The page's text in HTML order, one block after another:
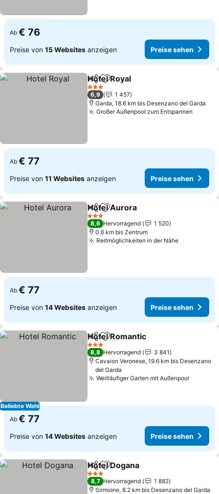
Ab € 76
Preise von 15 Websites anzeigen Preise sehen
TeilenZu Favoriten hinzufügen
Hotel Royal
3 Sterne
6,9
1 457
Garda, 18.6 km bis Desenzano del Garda
Großer Außenpool zum Entspannen
Ab € 77
Preise von 11 Websites anzeigen Preise sehen
TeilenZu Favoriten hinzufügen
Hotel Aurora
3 Sterne
8,6 Hervorragend
1 520
0.6 km bis Zentrum
Reitmöglichkeiten in der NähePreise
Ab € 77
Preise von 14 Websites anzeigen Preise sehen
Beliebte Wahl
TeilenZu Favoriten hinzufügen
Hotel Romantic
3 Sterne
8,8 Hervorragend
3 841
Cavaion Veronese, 19.6 km bis Desenzano
del Garda
Weitläufiger Garten mit Außenpool
Ab € 77
Preise von 14 Websites anzeigen Preise sehen
TeilenZu Favoriten hinzufügen
Hotel Dogana
3 Sterne
8,7 Hervorragend
1 882
Sirmione, 8.2 km bis Desenzano del Garda